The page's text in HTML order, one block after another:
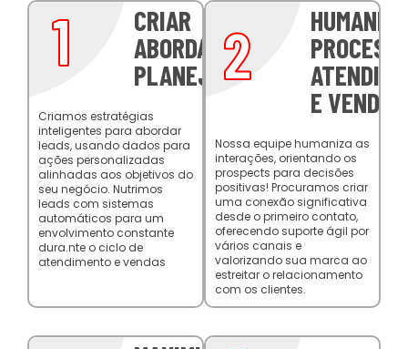
1
CRIAR
ABORDAGENS
PLANEJADAS
Criamos estratégias
inteligentes para abordar
leads, usando dados para
ações personalizadas
alinhadas aos objetivos do
seu negócio. Nutrimos
leads com sistemas
automáticos para um
envolvimento constante
dura.nte o ciclo de
atendimento e vendas
2
E VENDA
Nossa equipe humaniza as
interações, orientando os
prospects para decisões
positivas! Procuramos criar
uma conexão significativa
desde o primeiro contato,
oferecendo suporte ágil por
vários canais e
valorizando sua marca ao
estreitar o relacionamento
com os clientes.